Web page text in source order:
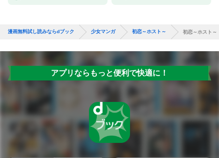
漫画無料試し読みならdブック 少女マンガ 初恋～ホスト～ 初恋～ホスト～
アプリならもっと便利で快適に！